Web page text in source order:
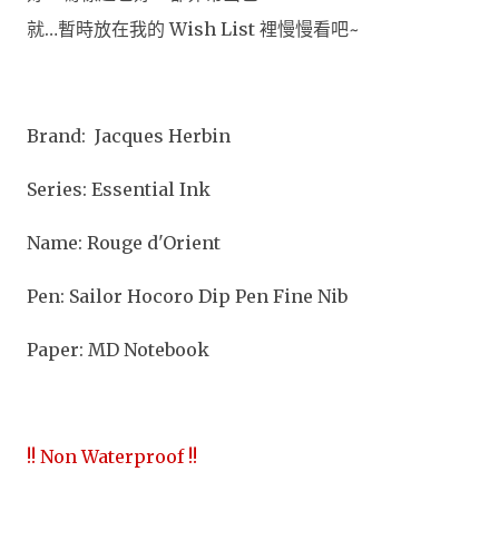
就…暫時放在我的 Wish List 裡慢慢看吧~
Brand: Jacques Herbin
Series: Essential Ink
Name: Rouge d'Orient
Pen: Sailor Hocoro Dip Pen Fine Nib
Paper: MD Notebook
!! Non Waterproof !!